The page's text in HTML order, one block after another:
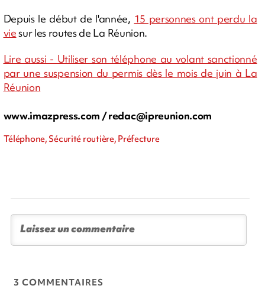
Depuis le début de l'année, 15 personnes ont perdu la
viesur les routes de La Réunion.
Lire aussi - Utiliser son téléphone au volant sanctionné
par une suspension du permis dès le mois de juin à La
Réunion
www.imazpress.com /redac@ipreunion.com
Téléphone, Sécurité routière, Préfecture
3 COMMENTAIRES